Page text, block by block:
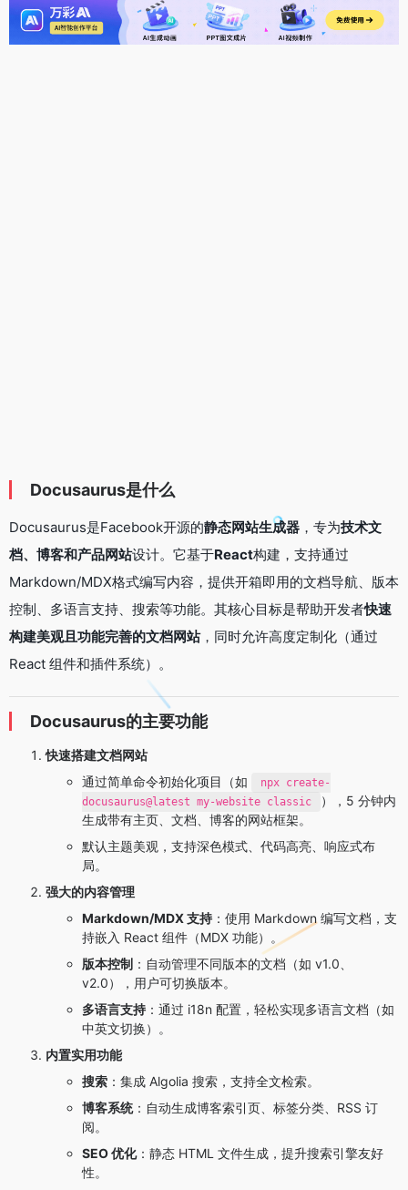
Docusaurus是什么
Docusaurus是Facebook开源的静态网站生成器 ，专为技术文
档、博客和产品网站设计。它基于React构建，支持通过
Markdown/MDX格式编写内容，提供开箱即用的文档导航、版本
控制、多语言支持、搜索等功能。其核心目标是帮助开发者快速
构建美观且功能完善的文档网站，同时允许高度定制化（通过
React 组件和插件系统）。
Docusaurus的主要功能
快速搭建文档网站
通过简单命令初始化项目（如
npx create-
docusaurus@latest my-website classic
），5 分钟内
生成带有主页、文档、博客的网站框架。
默认主题美观，支持深色模式、代码高亮、响应式布
局。
强大的内容管理
Markdown/MDX 支持 ：使用 Markdown 编写文档，支
持嵌入 React 组件（MDX 功能）。
版本控制 ：自动管理不同版本的文档（如 v1.0、
v2.0），用户可切换版本。
多语言支持 ：通过 i18n 配置，轻松实现多语言文档（如
中英文切换）。
内置实用功能
搜索 ：集成 Algolia 搜索，支持全文检索。
博客系统：自动生成博客索引页、标签分类、RSS 订
阅。
SEO 优化：静态 HTML 文件生成，提升搜索引擎友好
性。